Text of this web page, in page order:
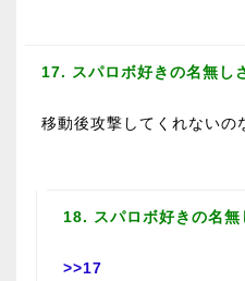
17. スパロボ好きの名無し
移動後攻撃してくれないの
18. スパロボ好きの名無
>>17